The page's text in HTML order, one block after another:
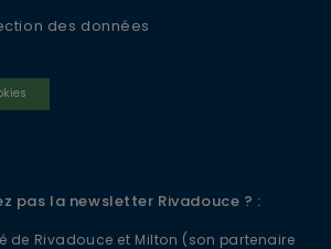
des données
pas la newsletter Rivadouce ? :
de Rivadouce et Milton (son partenaire